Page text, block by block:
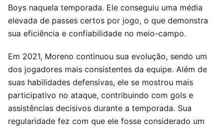
Boys naquela temporada. Ele conseguiu uma média
elevada de passes certos por jogo, o que demonstra
sua eficiência e confiabilidade no meio-campo.
Em 2021, Moreno continuou sua evolução, sendo um
dos jogadores mais consistentes da equipe. Além de
suas habilidades defensivas, ele se mostrou mais
participativo no ataque, contribuindo com gols e
assistências decisivos durante a temporada. Sua
regularidade fez com que ele fosse considerado um